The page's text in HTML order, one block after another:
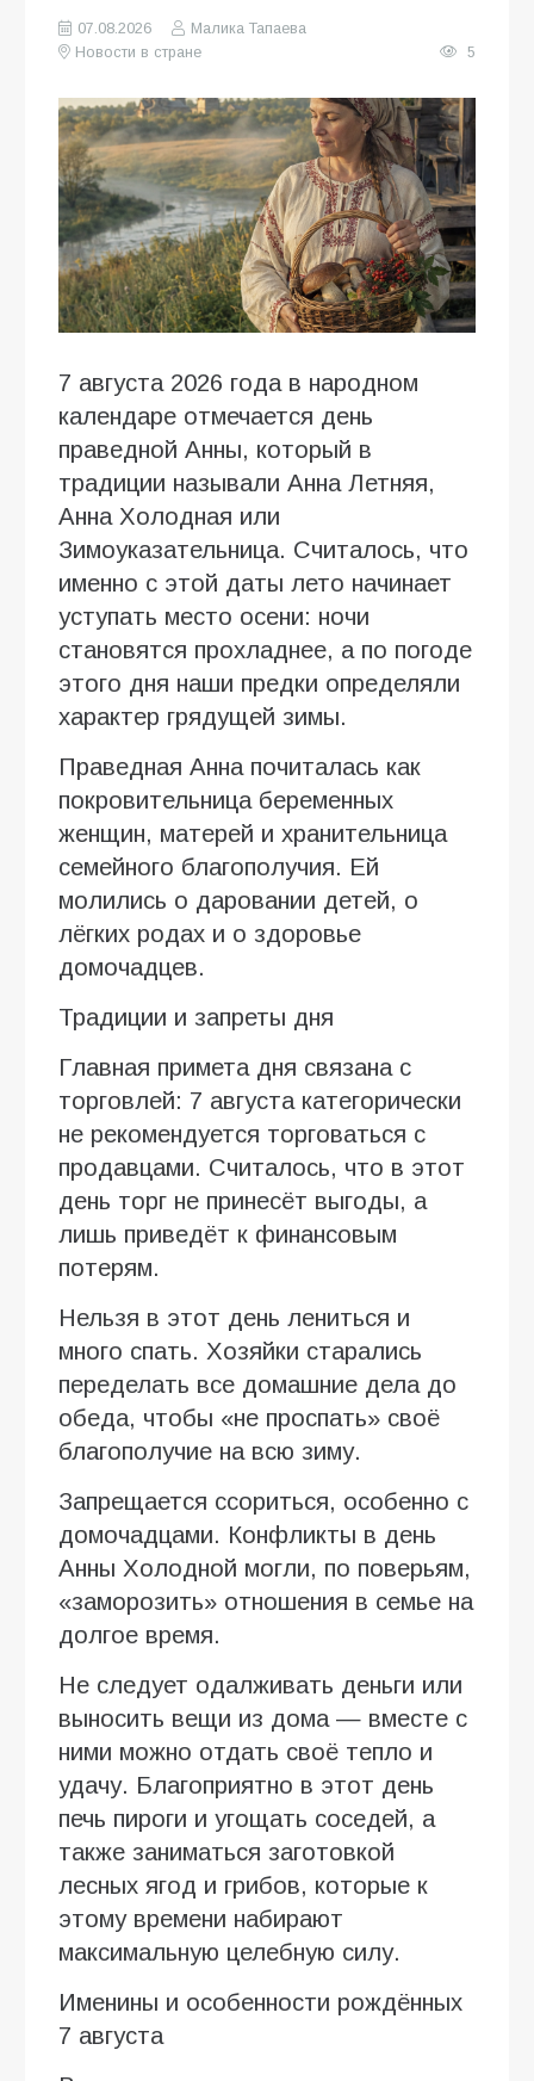
07.08.2026
Малика Тапаева
Новости в стране
5
7 августа 2026 года в народном
календаре отмечается день
праведной Анны, который в
традиции называли Анна Летняя,
Анна Холодная или
Зимоуказательница. Считалось, что
именно с этой даты лето начинает
уступать место осени: ночи
становятся прохладнее, а по погоде
этого дня наши предки определяли
характер грядущей зимы.
Праведная Анна почиталась как
покровительница беременных
женщин, матерей и хранительница
семейного благополучия. Ей
молились о даровании детей, о
лёгких родах и о здоровье
домочадцев.
Традиции и запреты дня
Главная примета дня связана с
торговлей: 7 августа категорически
не рекомендуется торговаться с
продавцами. Считалось, что в этот
день торг не принесёт выгоды, а
лишь приведёт к финансовым
потерям.
Нельзя в этот день лениться и
много спать. Хозяйки старались
переделать все домашние дела до
обеда, чтобы «не проспать» своё
благополучие на всю зиму.
Запрещается ссориться, особенно с
домочадцами. Конфликты в день
Анны Холодной могли, по поверьям,
«заморозить» отношения в семье на
долгое время.
Не следует одалживать деньги или
выносить вещи из дома — вместе с
ними можно отдать своё тепло и
удачу. Благоприятно в этот день
печь пироги и угощать соседей, а
также заниматься заготовкой
лесных ягод и грибов, которые к
этому времени набирают
максимальную целебную силу.
Именины и особенности рождённых
7 августа